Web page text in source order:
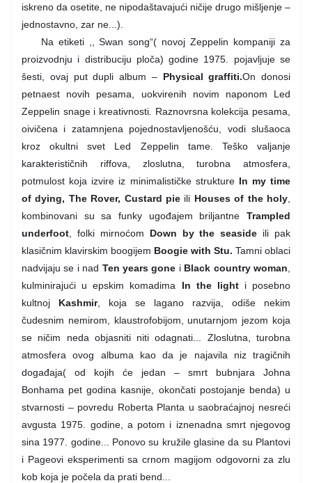
iskreno da osetite, ne nipodaštavajući ničije drugo mišljenje –
jednostavno, zar ne...).
Na etiketi ,, Swan song“( novoj Zeppelin kompaniji za
proizvodnju i distribuciju ploča) godine 1975. pojavljuje se
šesti, ovaj put dupli album – Physical graffiti.On donosi
petnaest novih pesama, uokvirenih novim naponom Led
Zeppelin snage i kreativnosti. Raznovrsna kolekcija pesama,
oivičena i zatamnjena pojednostavljenošću, vodi slušaoca
kroz okultni svet Led Zeppelin tame. Teško valjanje
karakterističnih riffova, zloslutna, turobna atmosfera,
potmulost koja izvire iz minimalističke strukture In my time
of dying, The Rover, Custard pie ili Houses of the holy
kombinovani su sa funky ugođajem briljantne Trampled
underfoot , folki mirnoćom Down by the seaside ili pak
klasičnim klavirskim boogijem Boogie with Stu. Tamni oblaci
nadvijaju se i nad Ten years gone i Black country woman
kulminirajući u epskim komadima In the lighti posebno
kultnoj Kashmir, koja se lagano razvija, odiše nekim
čudesnim nemirom, klaustrofobijom, unutarnjom jezom koja
se ničim neda objasniti niti odagnati... Zloslutna, turobna
atmosfera ovog albuma kao da je najavila niz tragičnih
događaja( od kojih će jedan – smrt bubnjara Johna
Bonhama pet godina kasnije, okončati postojanje benda) u
stvarnosti – povredu Roberta Planta u saobraćajnoj nesreći
avgusta 1975. godine, a potom i iznenadna smrt njegovog
sina 1977. godine... Ponovo su kružile glasine da su Plantovi
i Pageovi eksperimenti sa crnom magijom odgovorni za zlu
kob koja je počela da prati bend...